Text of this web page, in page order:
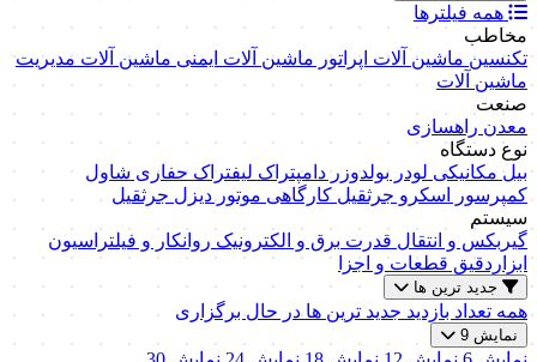
همه فیلترها
مخاطب
تکنسین ماشین آلات اپراتور ماشین آلات ایمنی ماشین آلات مدیریت
ماشین آلات
صنعت
معدن راهسازی
نوع دستگاه
بیل مکانیکی لودر بولدوزردامپتراک لیفتراک حفاری شاول
کمپرسور اسکرو جرثقیل کارگاهی موتور دیزل جرثقیل
سیستم
گیربکس و انتقال قدرت برق و الکترونیک روانکار و فیلتراسیون
ابزاردقیق قطعات و اجزا
جدید ترین ها
همه تعداد بازدید جدید ترین هادر حال برگزاری
نمایش 9